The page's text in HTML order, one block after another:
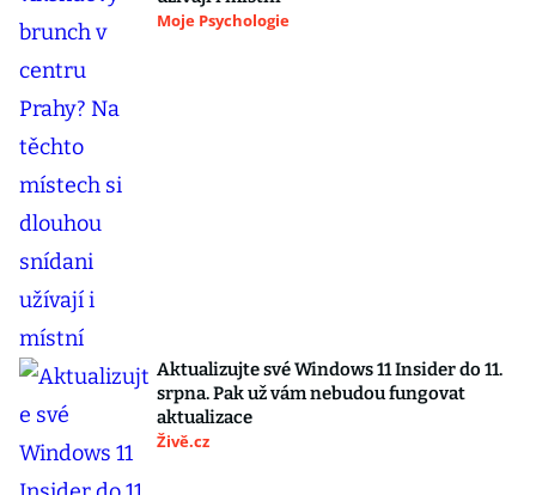
Moje Psychologie
Aktualizujte své Windows 11 Insider do 11.
srpna. Pak už vám nebudou fungovat
aktualizace
Živě.cz